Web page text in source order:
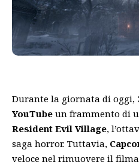
Durante la giornata di oggi,
YouTube un frammento di
Resident Evil Village,
saga horror. Tuttavia,
veloce nel rimuovere il